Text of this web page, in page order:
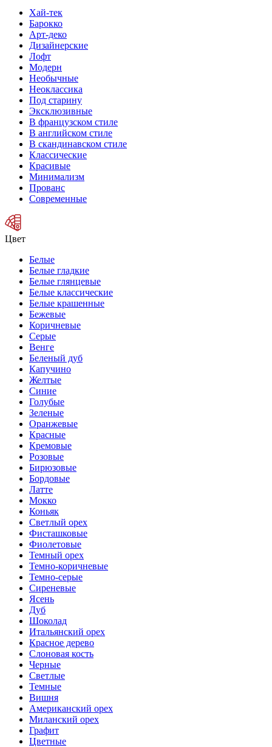
Хай-тек
Барокко
Арт-деко
Дизайнерские
Лофт
Модерн
Необычные
Неоклассика
Под старину
Эксклюзивные
В французском стиле
В английском стиле
В скандинавском стиле
Классические
Красивые
Минимализм
Прованс
Современные
Цвет
Белые
Белые гладкие
Белые глянцевые
Белые классические
Белые крашенные
Бежевые
Коричневые
Серые
Венге
Беленый дуб
Капучино
Желтые
Синие
Голубые
Зеленые
Оранжевые
Красные
Кремовые
Розовые
Бирюзовые
Бордовые
Латте
Мокко
Коньяк
Светлый орех
Фисташковые
Фиолетовые
Темный орех
Темно-коричневые
Темно-серые
Сиреневые
Ясень
Дуб
Шоколад
Итальянский орех
Красное дерево
Слоновая кость
Черные
Светлые
Темные
Вишня
Американский орех
Миланский орех
Графит
Цветные